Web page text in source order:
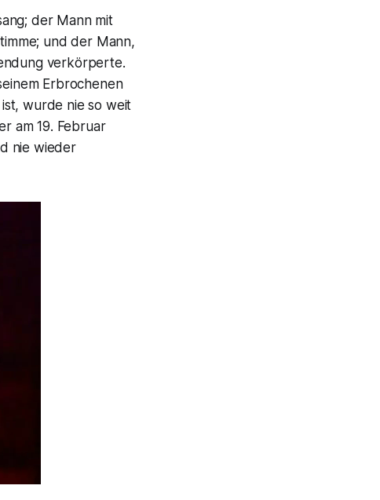
der Mann mit
und der Mann,
verkörperte.
Erbrochenen
wurde nie so weit
am 19. Februar
nie wieder